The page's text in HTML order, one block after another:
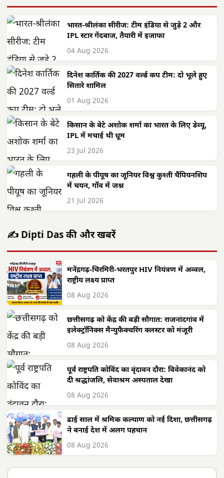
भारत-श्रीलंका सीरीज: टीम इंडिया से जुड़े 2 और
IPL स्टार गेंदबाज, तैयारी में इजाफा
04 Aug 2026
दिनेश कार्तिक की 2027 वर्ल्ड कप टीम: दो भूले हुए
सितारे शामिल
01 Aug 2026
किसान के बेटे अशोक शर्मा का भारत के लिए डेब्यू,
IPL में मचाई थी धूम
23 Jul 2026
गहली के पीयूष का जूनियर विश्व कुश्ती चैंपियनशिप
में चयन, गाँव में जश्न
21 Jul 2026
✍️ Dipti Das की और खबरें
मनेंद्रगढ़-चिरमिरी-भरतपुर HIV नियंत्रण में अव्वल,
राष्ट्रीय लक्ष्य प्राप्त
08 Aug 2026
छत्तीसगढ़ को केंद्र की बड़ी सौगात: राजनांदगांव में
इलेक्ट्रॉनिक्स मैन्युफैक्चरिंग क्लस्टर को मंजूरी
08 Aug 2026
पूर्व राष्ट्रपति कोविंद का वृंदावन दौरा: विवेकानंद को
दी श्रद्धांजलि, सेवाश्रम अस्पताल देखा
08 Aug 2026
ढाई साल में श्रमिक कल्याण को नई दिशा, छत्तीसगढ़
ने बनाई देश में अलग पहचान
08 Aug 2026